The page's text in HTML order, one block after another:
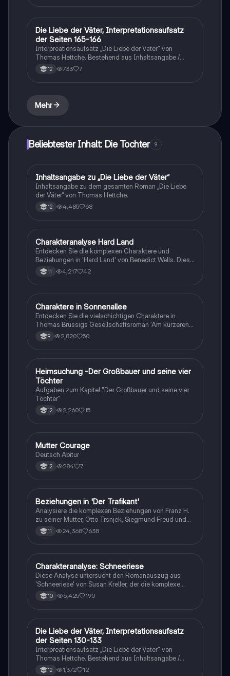
Aufgaben aus der Abibox S.70.
Deutsch
Die Liebe der Väter, Interpretationsaufsatz
der Seiten 165-166
Interpreationsaufsatz „Die Liebe der Väter" von
Thomas Hettche. Bestehend aus Inhaltsangabe /
Interpretation / Schlussteil. Textstelle: S. 165-166, in
der es zu einem Tribunal zwischen Peter und seinen
12 733 7
Mehr
Beliebtester Inhalt: Die Tochter 9
Deutsch
Inhaltsangabe zu „Die Liebe der Väter“
Inhaltsangabe zu dem gesamten Roman „Die Liebe
der Väter“ von Thomas Hettche.
12 4,485 68
Deutsch
Charakteranalyse Hard Land
Entdecken Sie die komplexen Charaktere und
Beziehungen in 'Hard Land' von Benedict Wells. Diese
Analyse beleuchtet die Herausforderungen, die Sam
und seine Freunde durch ihre Vergangenheit und
familiären Beziehungen auseinandersetzen möchten.
11 4,217 42
Deutsch
Charaktere in Sonnenallee
Entdecken Sie die vielschichtigen Charaktere in
Thomas Brussigs Gesellschaftsroman 'Am kürzeren
Ende der Sonnenallee'. Diese Analyse umfasst die
Hauptfiguren Micha, Miriam, Mario und Wuschel sowie
oder tiefere Einblicke in die Charakterentwicklung und
die gesellschaftlichen Themen des Romans
gewinnen möchten.
9 2,820 50
Deutsch
Heimsuchung -Der Großbauer und seine vier
Töchter
Aufgaben zum Kapitel "Der Großbauer und seine vier
Töchter"
12 2,260 15
Deutsch
Mutter Courage
Deutsch Abitur
12 284 7
Deutsch
Beziehungen in 'Der Trafikant'
Analysiere die komplexen Beziehungen von Franz H.
zu seiner Mutter, Otto Trsnjek, Siegmund Freud und
Anezka in Robert Seethalers Roman 'Der Trafikant'.
Diese Zusammenfassung bietet Einblicke in die
Literaturstudierende und Prüfungsrelevante Themen.
11 24,368 638
Deutsch
Charakteranalyse: Schneeriese
Diese Analyse untersucht den Romanauszug aus
'Schneeriese' von Susan Kreller, der die komplexe
Beziehung zwischen Adrian und Stella beleuchtet. Der
Fokus liegt auf Adrians inneren Konflikten und Stellas
Erzählperspektive, Stilmittel und die Entwicklung der
Charaktere. Ideal für Schüler, die sich auf Prüfungen
vorbereiten oder tiefere Einblicke in literarische Werke
gewinnen möchten.
10 6,425 190
Deutsch
Die Liebe der Väter, Interpretationsaufsatz
der Seiten 130-133
Interpreationsaufsatz „Die Liebe der Väter" von
Thomas Hettche. Bestehend aus Inhaltsangabe /
Interpretation / Schlussteil. Textstelle: S. 130-133, in
12 1,372 12